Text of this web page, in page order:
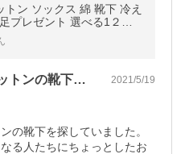
トン ソックス 綿 靴下 冷え
プレゼント 選べる1２柄4
自分用のオーガニックコットンの靴下を探… 2021/5/19
の靴下を探していました。
る人たちにちょっとしたお